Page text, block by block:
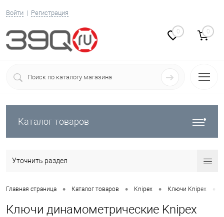
Войти Регистрация
0 0
Каталог товаров
Уточнить раздел
Главная страница • Каталог товаров • Knipex • Ключи Knipex •
Ключи динамометрические Knipex